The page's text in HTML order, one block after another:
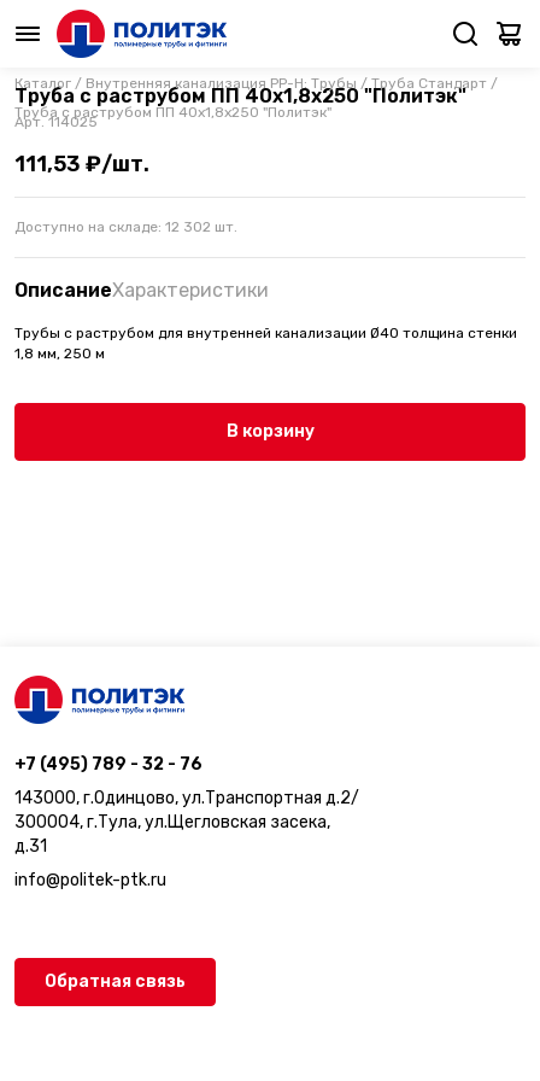
Каталог / Внутренняя канализация PP-H: Трубы / Труба Стандарт /
Труба с раструбом ПП 40х1,8х250 "Политэк"
Труба с раструбом ПП 40х1,8х250 "Политэк"
Арт.114025
111,53 ₽/шт.
Доступно на складе: 12 302 шт.
ОписаниеХарактеристики
Трубы с раструбом для внутренней канализации Ø40 толщина стенки
1,8 мм, 250 м
В корзину
+7 (495) 789 - 32 - 76
143000, г.Одинцово, ул.Транспортная д.2/
300004, г.Тула, ул.Щегловская засека,
д.31
info@politek-ptk.ru
Обратная связь